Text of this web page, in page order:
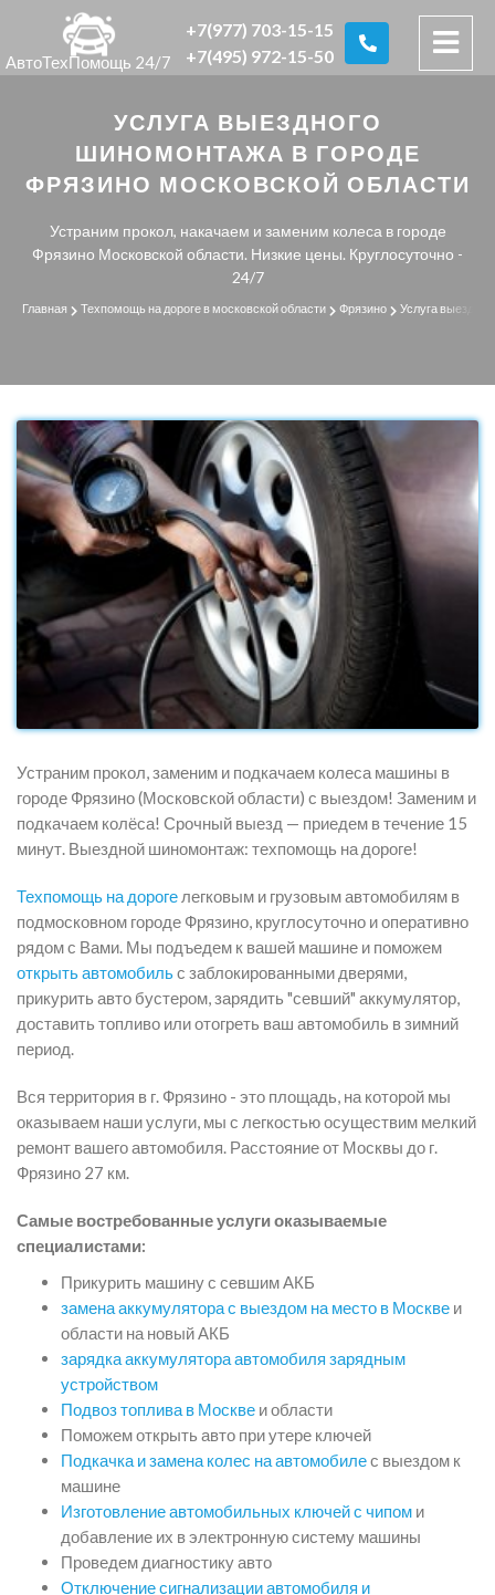
АвтоТехПомощь 24/7
+7(977) 703-15-15
+7(495) 972-15-50
УСЛУГА ВЫЕЗДНОГО
ШИНОМОНТАЖА В ГОРОДЕ
ФРЯЗИНО МОСКОВСКОЙ ОБЛАСТИ
Устраним прокол, накачаем и заменим колеса в городе
Фрязино Московской области. Низкие цены. Круглосуточно -
24/7
Главная Техпомощь на дороге в московской области Фрязино Услуга
Устраним прокол, заменим и подкачаем колеса машины в
городе Фрязино (Московской области) с выездом! Заменим и
подкачаем колёса! Срочный выезд — приедем в течение 15
минут. Выездной шиномонтаж: техпомощь на дороге!
Техпомощь на дороге легковым и грузовым автомобилям в
подмосковном городе Фрязино, круглосуточно и оперативно
рядом с Вами. Мы подъедем к вашей машине и поможем
открыть автомобильс заблокированными дверями,
прикурить авто бустером, зарядить "севший" аккумулятор,
доставить топливо или отогреть ваш автомобиль в зимний
период.
Вся территория в г. Фрязино - это площадь, на которой мы
оказываем наши услуги, мы с легкостью осуществим мелкий
ремонт вашего автомобиля. Расстояние от Москвы до г.
Фрязино 27 км.
Самые востребованные услуги оказываемые
специалистами:
Прикурить машину с севшим АКБ
замена аккумулятора с выездом на место в Москве и
области на новый АКБ
зарядка аккумулятора автомобиля зарядным
устройством
Подвоз топлива в Москве и области
Поможем открыть авто при утере ключей
Подкачка и замена колес на автомобилес выездом к
машине
Изготовление автомобильных ключей с чипом и
добавление их в электронную систему машины
Проведем диагностику авто
Отключение сигнализации автомобиля и